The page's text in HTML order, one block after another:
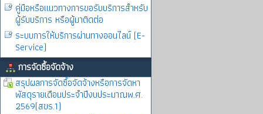
คู่มือหรือแนวทางการขอรับบริการสำหรับ
ผู้รับบริการ หรือผู้มาติดต่อ
ระบบการให้บริการผ่านทางออนไลน์ (E-
Service)
การจัดซื้อจัดจ้าง
สรุปผลการจัดซื้อจัดจ้างหรือการจัดหา
พัสดุรายเดือนประจำปีงบประมาณพ.ศ.
2569(สขร.1)